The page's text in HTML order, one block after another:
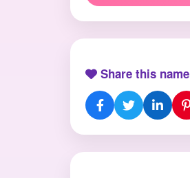
Share this name